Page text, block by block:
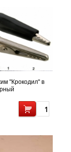
"Крокодил" в